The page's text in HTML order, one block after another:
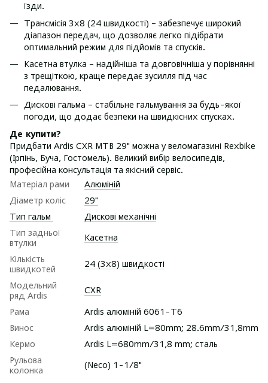
їзди.
Трансмісія 3x8 (24 швидкості) – забезпечує широкий
діапазон передач, що дозволяє легко підібрати
оптимальний режим для підйомів та спусків.
Касетна втулка – надійніша та довговічніша у порівнянні
з трещіткою, краще передає зусилля під час
педалювання.
Дискові гальма – стабільне гальмування за будь-якої
погоди, що додає безпеки на швидкісних спусках.
Де купити?
Придбати Ardis CXR MTB 29" можна у веломагазині Rexbike
(Ірпінь, Буча, Гостомель). Великий вибір велосипедів,
професійна консультація та якісний сервіс.
Матеріал рами
Алюміній
Діаметр коліс
29"
Тип гальм
Дискові механічні
Тип задньої
втулки
Касетна
Кількість
швидкотей
24 (3х8) швидкості
Модельний
ряд Ardis
CXR
Рама
Ardis алюміній 6061-Т6
Винос
Ardis алюміній L=80mm; 28.6mm/31,8mm
Кермо
Ardis L=680mm/31,8 mm; сталь
Рульова
колонка
(Neco) 1-1/8"